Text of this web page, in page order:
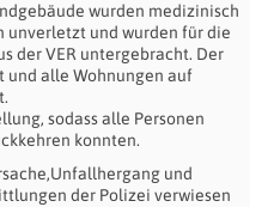
wurden medizinisch
unverletzt und wurden für die
der VER untergebracht. Der
alle Wohnungen auf
sodass alle Personen
konnten.
und
der Polizei verwiesen